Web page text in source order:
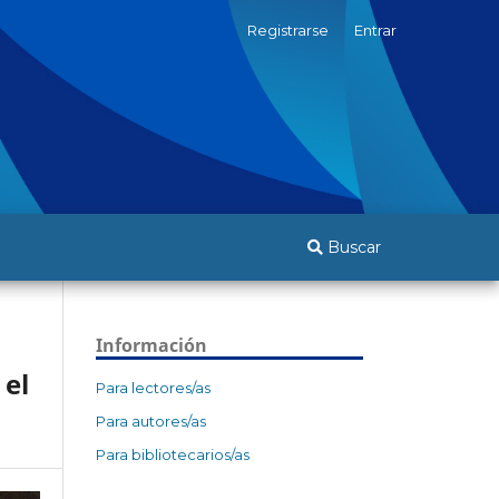
Buscar
Registrarse Entrar
Información
Para lectores/as
Para autores/as
Para bibliotecarios/as